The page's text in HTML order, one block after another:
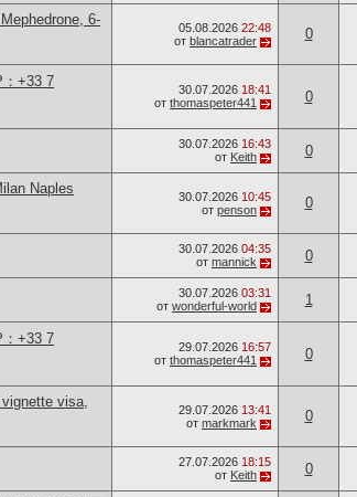
6-
05.08.2026 22:48
от blancatrader 0
+33 7
30.07.2026 18:41
от thomaspeter441 0
30.07.2026 16:43
от Keith 0
Naples
30.07.2026 10:45
от penson 0
30.07.2026 04:35
от mannick 0
30.07.2026 03:31
от wonderful-world 1
+33 7
29.07.2026 16:57
от thomaspeter441 0
visa,
29.07.2026 13:41
от markmark 0
27.07.2026 18:15
от Keith 0